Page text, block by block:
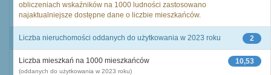
obliczeniach wskaźników na 1000 ludności zastosowano
najaktualniejsze dostępne dane o liczbie mieszkańców.
2
Liczba nieruchomości oddanych do użytkowania w 2023 roku
10,53
Liczba mieszkań na 1000 mieszkańców
(oddanych do użytkowania w 2023 roku)